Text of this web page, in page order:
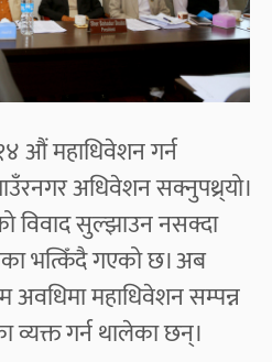
१४ औं महाधिवेशन गर्न
अधिवेशन सक्नुपथ्र्यो।
विवाद सुल्झाउन नसक्दा
भत्किँदै गएको छ। अब
अवधिमा महाधिवेशन सम्पन्न
गर्न थालेका छन्।